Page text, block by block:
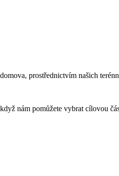
prostřednictvím našich
nám pomůžete vybrat cílovou